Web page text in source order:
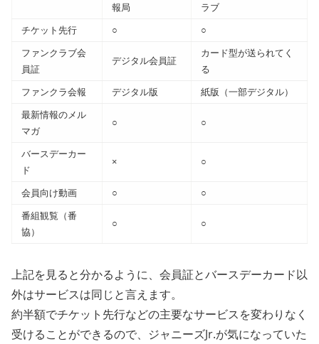
報局
ラブ
チケット先行
○
○
ファンクラブ会
員証
デジタル会員証
カード型が送られてく
る
ファンクラ会報
デジタル版
紙版（一部デジタル）
最新情報のメル
マガ
○ ○
バースデーカー
ド
× ○
会員向け動画 ○
○
番組観覧（番
協）
○ ○
上記を見ると分かるように、会員証とバースデーカード以
外はサービスは同じと言えます。
約半額でチケット先行などの主要なサービスを変わりなく
受けることができるので、ジャニーズJr.が気になっていた